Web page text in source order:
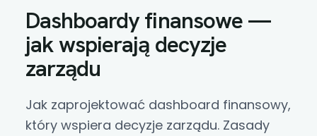
Dashboardy finansowe —
jak wspierają decyzje
zarządu
Jak zaprojektować dashboard finansowy,
który wspiera decyzje zarządu. Zasady